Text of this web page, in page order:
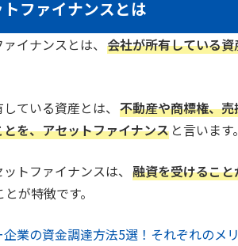
ファイナンスとは
イナンスとは、 会社が所有している
ている資産とは、 不動産や商標権、
を、アセットファイナンス と言います。
トファイナンスは、 融資を受けるこ
とが特徴です。
企業の資金調達方法5選！それぞれのメ